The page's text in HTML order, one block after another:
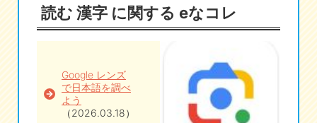
eなコレ
読む 漢字 に関する eなコレ
Google レンズ
で日本語を調べ
よう
（2026.03.18）